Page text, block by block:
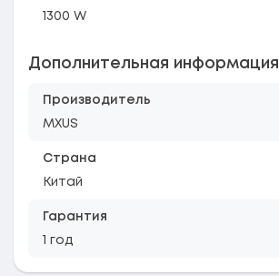
1300 W
Дополнительная информация
Производитель
MXUS
Страна
Китай
Гарантия
1 год